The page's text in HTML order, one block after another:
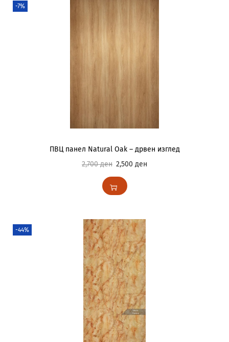
-7%
ПВЦ панел Natural Oak – дрвен изглед
2,700ден 2,500 ден
-44%